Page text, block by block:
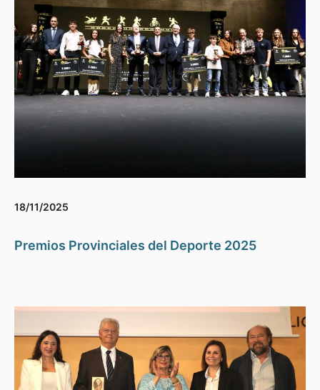
18/11/2025
Premios Provinciales del Deporte 2025